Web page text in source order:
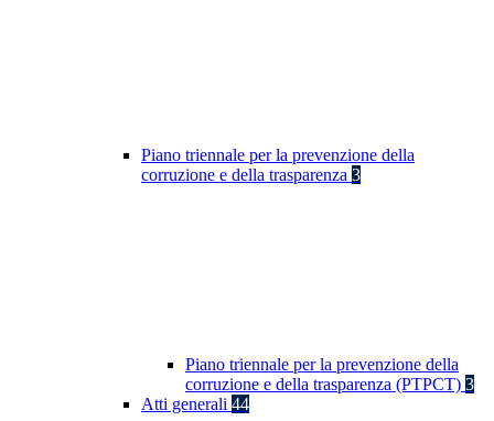
Piano triennale per la prevenzione della
corruzione e della trasparenza 3
Piano triennale per la prevenzione della
corruzione e della trasparenza (PTPCT) 3
Atti generali 44